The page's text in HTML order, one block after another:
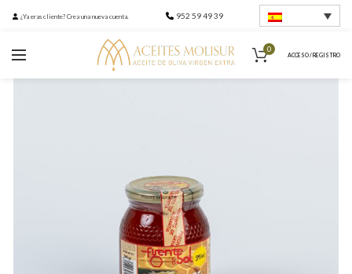
¿Ya eras cliente? Crea una nueva cuenta. 952 59 49 39
0
ACCESO / REGISTRO